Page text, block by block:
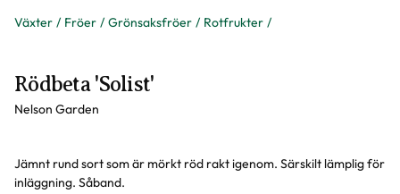
Växter Fröer Grönsaksfröer Rotfrukter
Rödbeta 'Solist'
Nelson Garden
Jämnt rund sort som är mörkt röd rakt igenom. Särskilt lämplig för
inläggning. Såband.